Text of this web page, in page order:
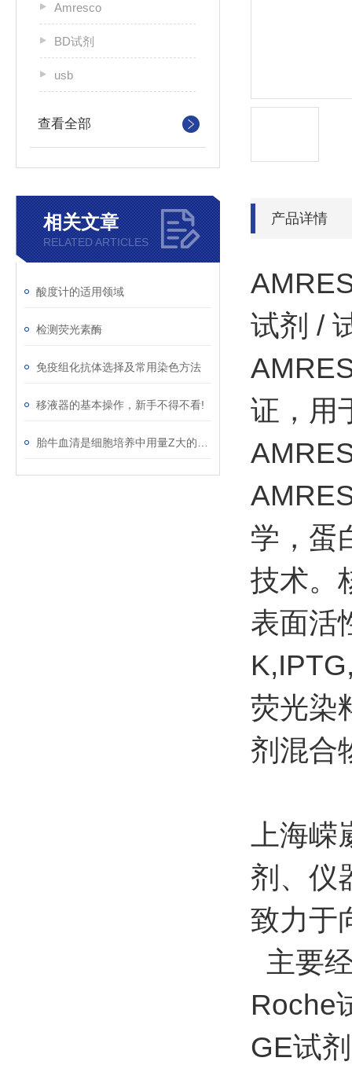
Amresco
BD试剂
usb
查看全部
相关文章
RELATED ARTICLES
酸度计的适用领域
检测荧光素酶
免疫组化抗体选择及常用染色方法
移液器的基本操作，新手不得不看!
产品详情
试剂 /
证，用
学，蛋
技术。
表面活
荧光染
剂混合
上海
剂、仪
致力于
主要
Roche
GE试